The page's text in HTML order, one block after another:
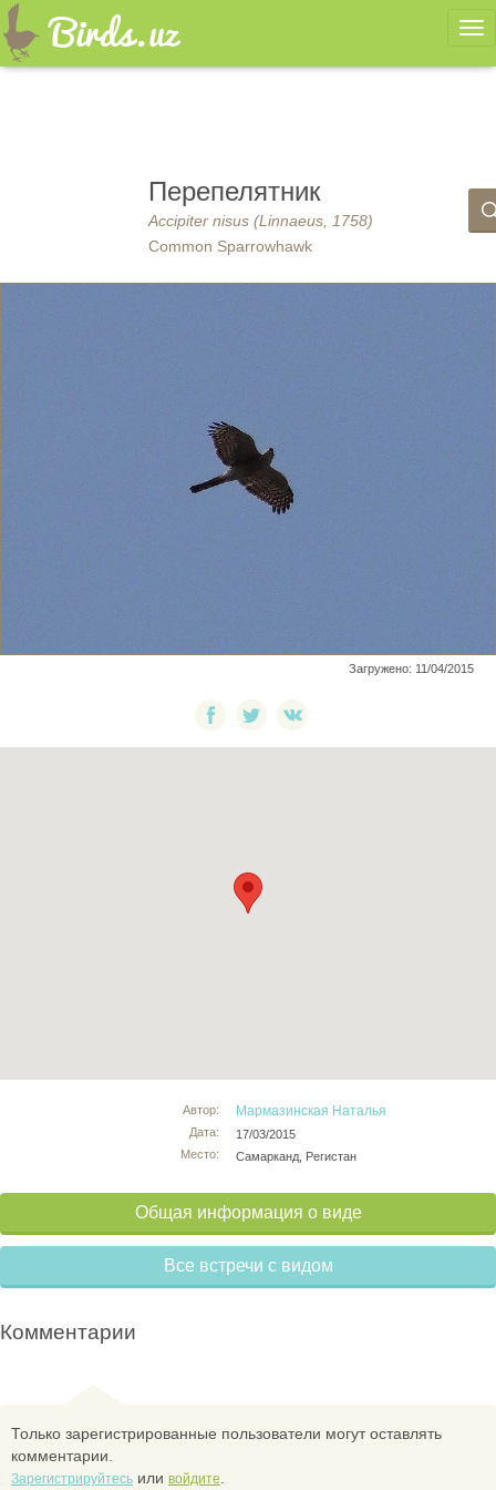
Перепелятник
Accipiter nisus (Linnaeus, 1758)
Common Sparrowhawk
Загружено: 11/04/2015
Автор:
Дата:
Место:
Мармазинская Наталья
17/03/2015
Cамарканд, Регистан
Общая информация о виде
Все встречи с видом
Комментарии
Только зарегистрированные пользователи могут оставлять
комментарии.
Зарегистрируйтесь или войдите